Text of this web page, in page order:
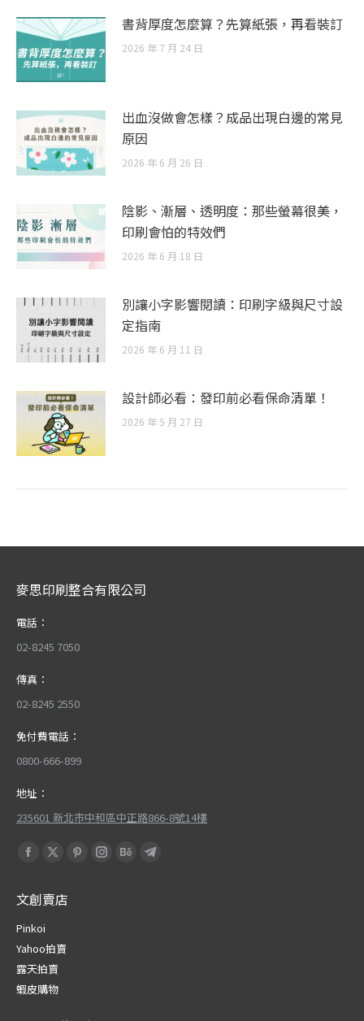
書背厚度怎麼算？先算紙張，再看裝訂
2026 年 7 月 24 日
出血沒做會怎樣？成品出現白邊的常見
原因
2026 年 6 月 26 日
陰影、漸層、透明度：那些螢幕很美，
印刷會怕的特效們
2026 年 6 月 18 日
別讓小字影響閱讀：印刷字級與尺寸設
定指南
2026 年 6 月 11 日
設計師必看：發印前必看保命清單！
2026 年 5 月 27 日
麥思印刷整合有限公司
電話：
02-8245 7050
傳真：
02-8245 2550
免付費電話：
0800-666-899
地址：
235601 新北市中和區中正路866-8號14樓
Find us on:
Facebook
opens
in
new
window
X
opens
new
window
PinterestInstagram
BehanceTelegram
文創賣店
Pinkoi
Yahoo拍賣
露天拍賣
蝦皮購物